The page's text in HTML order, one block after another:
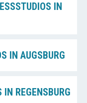
IN
IN AUGSBURG
REGENSBURG